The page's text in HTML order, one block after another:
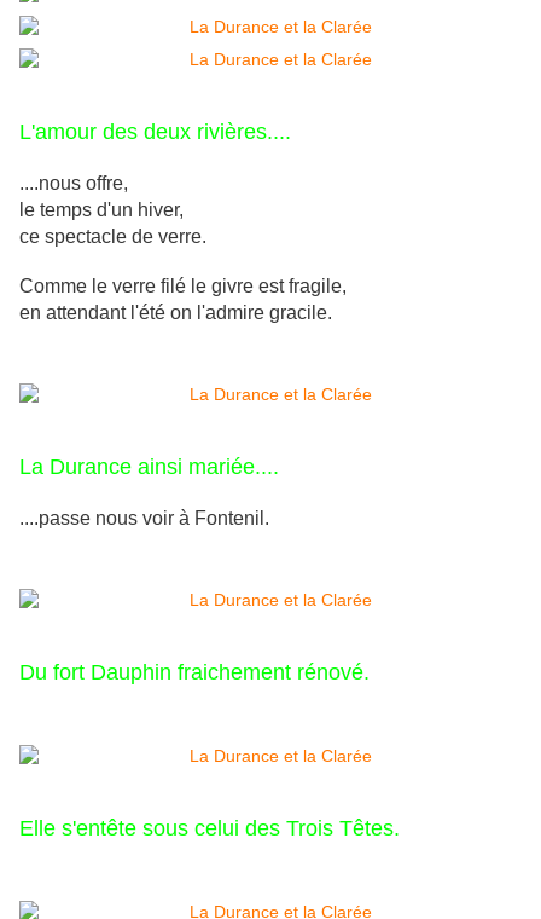
L'amour des deux rivières....
....nous offre,
le temps d'un hiver,
ce spectacle de verre.
Comme le verre filé le givre est fragile,
en attendant l'été on l'admire gracile.
La Durance ainsi mariée....
....passe nous voir à Fontenil.
Du fort Dauphin fraichement rénové.
Elle s'entête sous celui des Trois Têtes.